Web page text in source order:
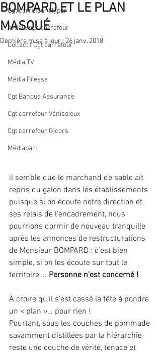
Cgt carrefour Hyper
Article sur carrefour
Collectif Cgt carrefour
Média TV
Média Presse
Cgt Banque Assurance
Cgt carrefour Vénissieux
Cgt carrefour Gicors
Médiapart
BOMPARD ET LE PLAN
MASQUÉ
Dernière mise à jour : 26 janv. 2018
il semble que le marchand de sable ait
repris du galon dans les établissements
puisque si on écoute notre direction et
ses relais de l’encadrement, nous
pourrions dormir de nouveau tranquille
après les annonces de restructurations
de Monsieur BOMPARD : c’est bien
simple, si on les écoute sur tout le
territoire…. Personne n’est concerné !
À croire qu’il s’est cassé la tête à pondre
un « plan »… pour rien !
Pourtant, sous les couches de pommade
savamment distillées par la hiérarchie
reste une couche de vérité, tenace et